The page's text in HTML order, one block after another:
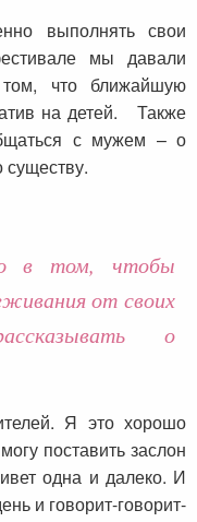
выполнять свои
мы давали
что ближайшую
на детей. Также
с мужем – о
существу.
в том, чтобы
от своих
о
Я это хорошо
поставить заслон
одна и далеко. И
и говорит-говорит-